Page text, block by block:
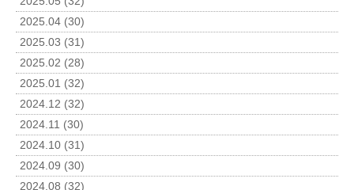
2025.04 (30)
2025.03 (31)
2025.02 (28)
2025.01 (32)
2024.12 (32)
2024.11 (30)
2024.10 (31)
2024.09 (30)
2024.08 (32)